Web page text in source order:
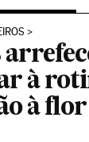
à
à flor